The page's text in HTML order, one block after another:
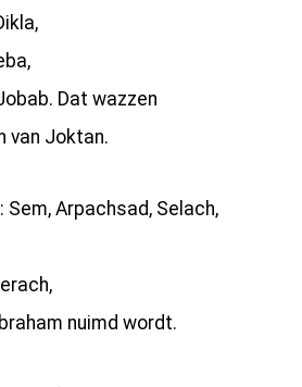
Dat wazzen
van Joktan.
Arpachsad, Selach,
nuimd wordt.